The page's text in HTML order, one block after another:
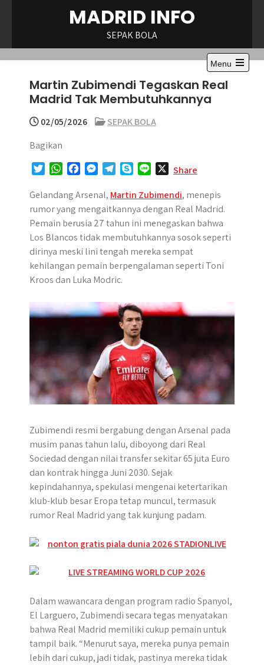
MADRID INFO
SEPAK BOLA
Menu
Open
Martin Zubimendi Tegaskan Real
Madrid Tak Membutuhkannya
02/05/2026
SEPAK BOLA
Bagikan
i
t
t
e
W
a
t
s
A
c
e
b
o
o
s
s
e
n
g
r
l
e
g
r
m
y
p
e
n
e
Share
Gelandang Arsenal, Martin Zubimendi, menepis
rumor yang mengaitkannya dengan Real Madrid.
Pemain berusia 27 tahun ini menegaskan bahwa
Los Blancos tidak membutuhkannya sosok seperti
dirinya meski lini tengah mereka sempat
kehilangan pemain berpengalaman seperti Toni
Kroos dan Luka Modric.
Zubimendi resmi bergabung dengan Arsenal pada
musim panas tahun lalu, diboyong dari Real
Sociedad dengan nilai transfer sekitar 65 juta Euro
dan kontrak hingga Juni 2030. Sejak
kepindahannya, spekulasi mengenai ketertarikan
klub-klub besar Eropa tetap muncul, termasuk
rumor Real Madrid yang tak kunjung padam.
Dalam wawancara dengan program radio Spanyol,
El Larguero, Zubimendi secara tegas menyatakan
bahwa Real Madrid memiliki cukup pemain untuk
tampil baik. “Menurut saya, mereka punya pemain
lebih dari cukup, jadi tidak, pastinya mereka tidak